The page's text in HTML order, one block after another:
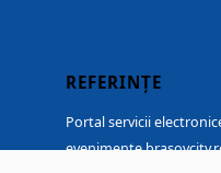
REFERINȚE
Portal servicii